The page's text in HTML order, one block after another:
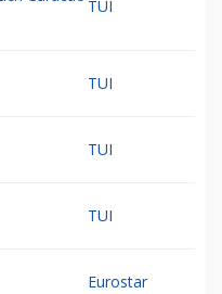
TUI
TUI
TUI
TUI
Eurostar